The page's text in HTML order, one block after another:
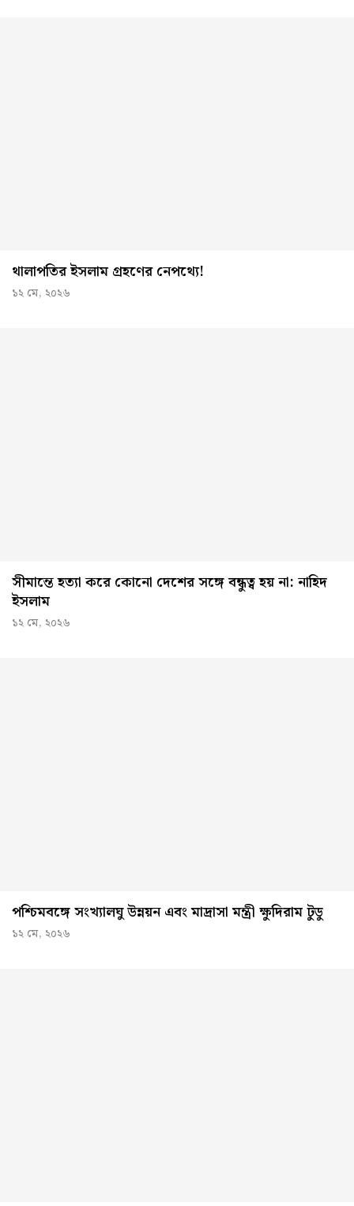
থালাপতির ইসলাম গ্রহণের নেপথ্যে!
১২ মে, ২০২৬
সীমান্তে হত্যা করে কোনো দেশের সঙ্গে বন্ধুত্ব হয় না: নাহিদ
ইসলাম
১২ মে, ২০২৬
পশ্চিমবঙ্গে সংখ্যালঘু উন্নয়ন এবং মাদ্রাসা মন্ত্রী ক্ষুদিরাম টুডু
১২ মে, ২০২৬